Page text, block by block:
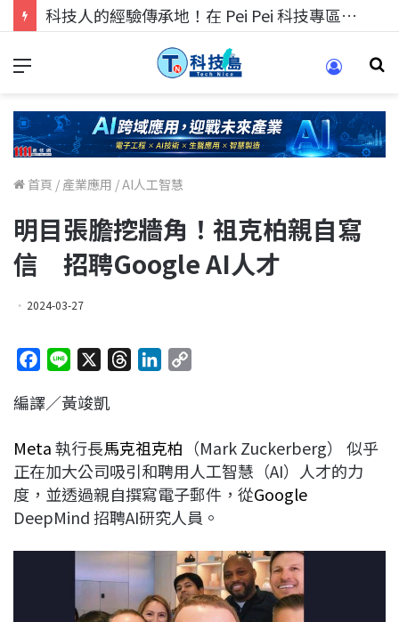
科技人的經驗傳承地！在 Pei Pei 科技專區，與學弟妹交流最硬核的技術
首頁 / 產業應用 /AI人工智慧
明目張膽挖牆角！祖克柏親自寫
信 招聘Google AI人才
2024-03-27
c
b
o
o
k
n
a
d
s
e
d
I
n
L
i
n
k
編譯／黃竣凱
Meta執行長馬克祖克柏 （Mark Zuckerberg） 似乎
正在加大公司吸引和聘用人工智慧（AI）人才的力
度，並透過親自撰寫電子郵件，從Google
DeepMind 招聘AI研究人員。